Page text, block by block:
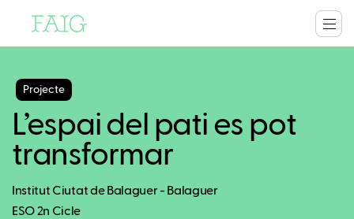
Projecte
L’espai del pati es pot
transformar
Institut Ciutat de Balaguer - Balaguer
ESO 2n Cicle